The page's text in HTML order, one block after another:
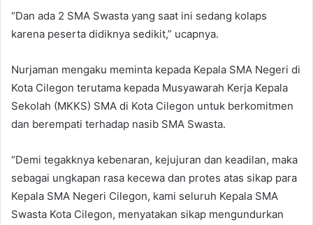
“Dan ada 2 SMA Swasta yang saat ini sedang kolaps
karena peserta didiknya sedikit,” ucapnya.
Nurjaman mengaku meminta kepada Kepala SMA Negeri di
Kota Cilegon terutama kepada Musyawarah Kerja Kepala
Sekolah (MKKS) SMA di Kota Cilegon untuk berkomitmen
dan berempati terhadap nasib SMA Swasta.
“Demi tegakknya kebenaran, kejujuran dan keadilan, maka
sebagai ungkapan rasa kecewa dan protes atas sikap para
Kepala SMA Negeri Cilegon, kami seluruh Kepala SMA
Swasta Kota Cilegon, menyatakan sikap mengundurkan